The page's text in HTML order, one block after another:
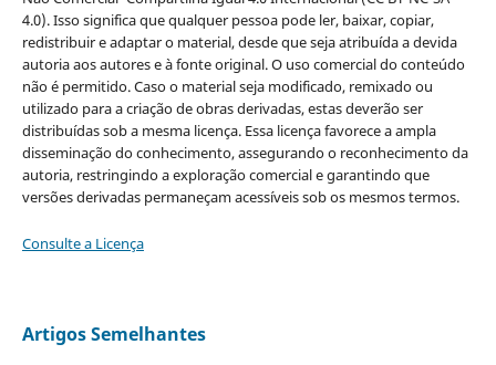
4.0). Isso significa que qualquer pessoa pode ler, baixar, copiar,
redistribuir e adaptar o material, desde que seja atribuída a devida
autoria aos autores e à fonte original. O uso comercial do conteúdo
não é permitido. Caso o material seja modificado, remixado ou
utilizado para a criação de obras derivadas, estas deverão ser
distribuídas sob a mesma licença. Essa licença favorece a ampla
disseminação do conhecimento, assegurando o reconhecimento da
autoria, restringindo a exploração comercial e garantindo que
versões derivadas permaneçam acessíveis sob os mesmos termos.
Consulte a Licença
Artigos Semelhantes